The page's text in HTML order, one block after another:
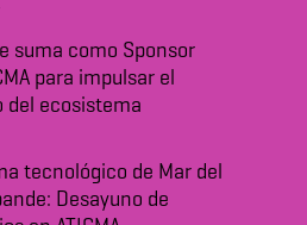
suma como Sponsor
para impulsar el
del ecosistema
tecnológico de Mar del
Desayuno de